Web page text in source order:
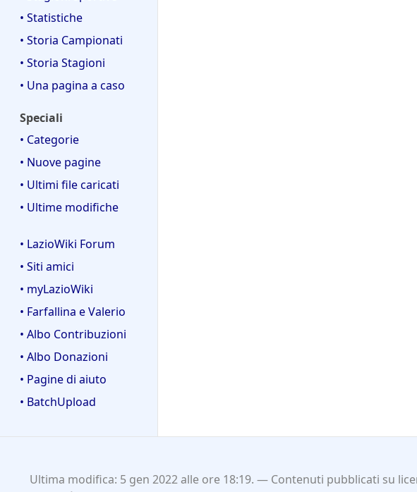
• Statistiche
• Storia Campionati
• Storia Stagioni
• Una pagina a caso
Speciali
• Categorie
• Nuove pagine
• Ultimi file caricati
• Ultime modifiche
• LazioWiki Forum
• Siti amici
• myLazioWiki
• Farfallina e Valerio
• Albo Contribuzioni
• Albo Donazioni
• Pagine di aiuto
• BatchUpload
Ultima modifica: 5 gen 2022 alle ore 18:19. Contenuti pubblicati su